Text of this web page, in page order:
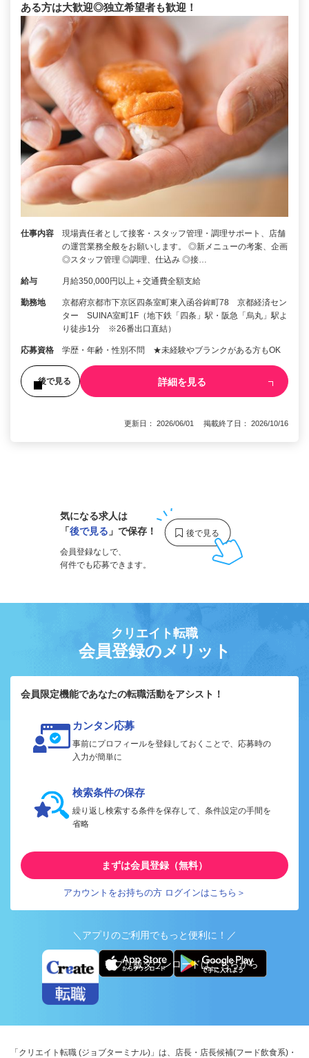
ある方は大歓迎◎独立希望者も歓迎！
仕事内容
現場責任者として接客・スタッフ管理・調理サポート、店舗
の運営業務全般をお願いします。 ◎新メニューの考案、企画
◎スタッフ管理 ◎調理、仕込み ◎接…
給与 月給350,000円以上＋交通費全額支給
勤務地
京都府京都市下京区四条室町東入函谷鉾町78 京都経済セン
ター SUINA室町1F（地下鉄「四条」駅・阪急「烏丸」駅よ
り徒歩1分 ※26番出口直結）
応募資格 学歴・年齢・性別不問 ★未経験やブランクがある方もOK
後で見る 詳細を見る
更新日： 2026/06/01 掲載終了日： 2026/10/16
気になる求人は
「後で見る 」で保存！
会員登録なしで、
何件でも応募できます。
クリエイト転職
会員登録のメリット
会員限定機能であなたの転職活動をアシスト！
カンタン応募
事前にプロフィールを登録しておくことで、応募時の
入力が簡単に
検索条件の保存
繰り返し検索する条件を保存して、条件設定の手間を
省略
まずは会員登録（無料）
アカウントをお持ちの方 ログインはこちら＞
＼アプリのご利用でもっと便利に！／
アプリ版ダウンロードはこちらから
「クリエイト転職 (ジョブターミナル)」は、店長・店長候補(フード飲食系)・